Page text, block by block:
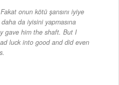
onun kötü şansını iyiye
da iyisini yapmasına
gave him the shaft. But I
luck into good and did even